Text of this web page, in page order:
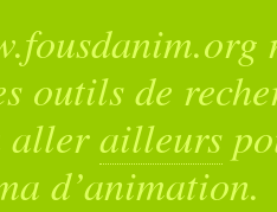
outils de
allerailleurs
d’animation.